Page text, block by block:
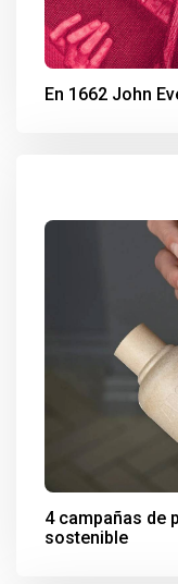
En 1662 John
4 campañas de
sostenible